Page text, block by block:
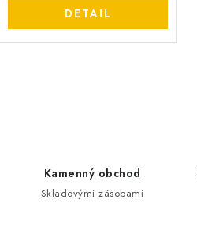
DETAIL
Kamenný obchod
Skladovými zásobami